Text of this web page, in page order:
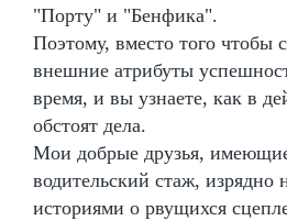
"Порту" и "Бенфика".
Поэтому, вместо того чтобы
внешние атрибуты
время, и вы узнаете, как в
обстоят дела.
Мои добрые друзья,
водительский стаж, изрядно
историями о рвущихся